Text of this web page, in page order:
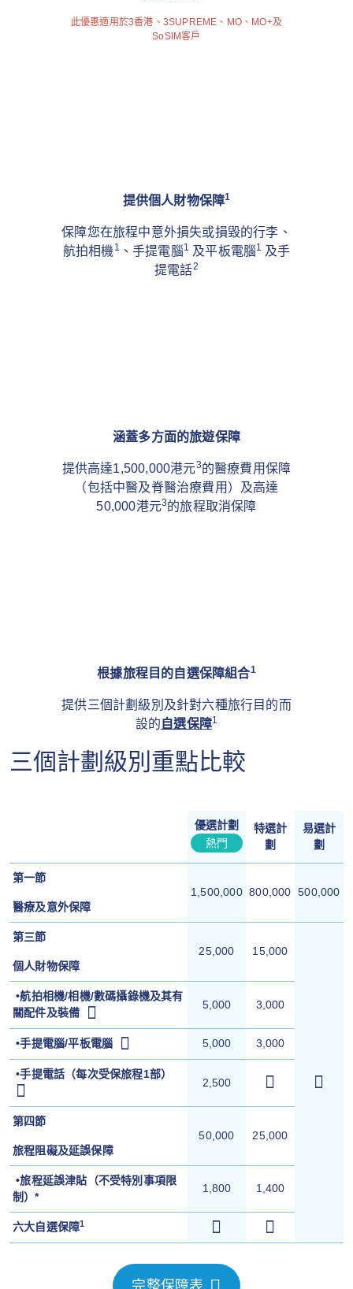
此優惠適用於3香港、3SUPREME、MO、MO+及
SoSIM客戶
提供個人財物保障1
保障您在旅程中意外損失或損毀的行李、
航拍相機 1 、手提電腦1 及平板電腦1 及手
提電話2
涵蓋多方面的旅遊保障
提供高達1,500,000港元3的醫療費用保障
（包括中醫及脊醫治療費用）及高達
50,000港元3的旅程取消保障
根據旅程目的自選保障組合1
提供三個計劃級別及針對六種旅行目的而
設的 自選保障1
三個計劃級別重點比較
優選計劃
熱門
特選計
劃
易選計
劃
第一節
醫療及意外保障
1,500,000 800,000 500,000
第三節
個人財物保障
25,000 15,000
•航拍相機/相機/數碼攝錄機及其有
關配件及裝備
5,000 3,000
•手提電腦/平板電腦 5,000 3,000
•手提電話（每次受保旅程1部）
2,500
第四節
旅程阻礙及延誤保障
50,000 25,000
•旅程延誤津貼（不受特別事項限
制）*
1,800 1,400
六大自選保障1